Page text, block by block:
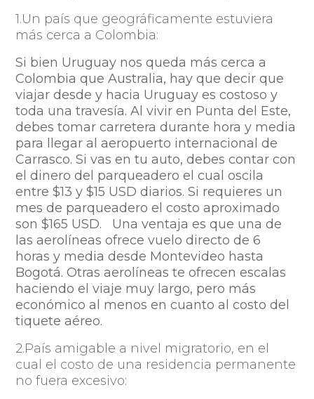
1.Un país que geográficamente estuviera
más cerca a Colombia:
Si bien Uruguay nos queda más cerca a
Colombia que Australia, hay que decir que
viajar desde y hacia Uruguay es costoso y
toda una travesía. Al vivir en Punta del Este,
debes tomar carretera durante hora y media
para llegar al aeropuerto internacional de
Carrasco. Si vas en tu auto, debes contar con
el dinero del parqueadero el cual oscila
entre $13 y $15 USD diarios. Si requieres un
mes de parqueadero el costo aproximado
son $165 USD. Una ventaja es que una de
las aerolíneas ofrece vuelo directo de 6
horas y media desde Montevideo hasta
Bogotá. Otras aerolíneas te ofrecen escalas
haciendo el viaje muy largo, pero más
económico al menos en cuanto al costo del
tiquete aéreo.
2.País amigable a nivel migratorio, en el
cual el costo de una residencia permanente
no fuera excesivo: